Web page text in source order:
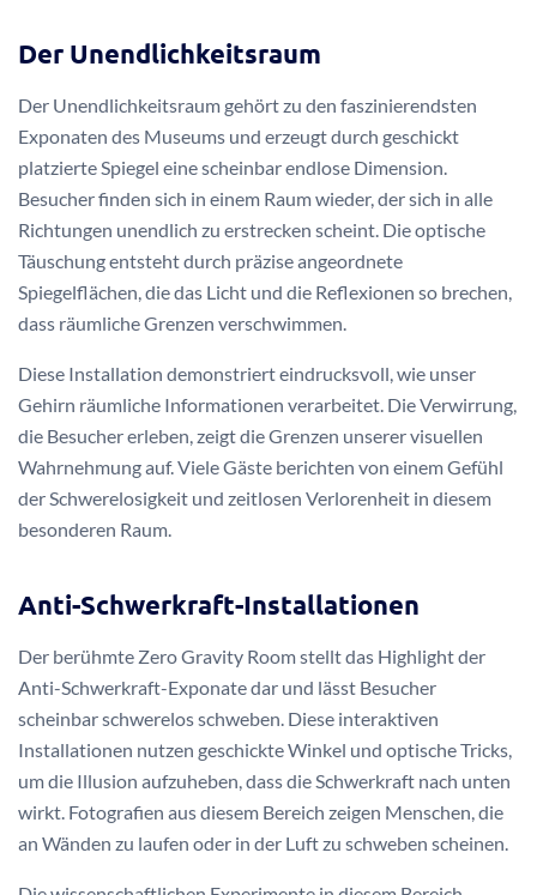
Der Unendlichkeitsraum
Der Unendlichkeitsraum gehört zu den faszinierendsten
Exponaten des Museums und erzeugt durch geschickt
platzierte Spiegel eine scheinbar endlose Dimension.
Besucher finden sich in einem Raum wieder, der sich in alle
Richtungen unendlich zu erstrecken scheint. Die optische
Täuschung entsteht durch präzise angeordnete
Spiegelflächen, die das Licht und die Reflexionen so brechen,
dass räumliche Grenzen verschwimmen.
Diese Installation demonstriert eindrucksvoll, wie unser
Gehirn räumliche Informationen verarbeitet. Die Verwirrung,
die Besucher erleben, zeigt die Grenzen unserer visuellen
Wahrnehmung auf. Viele Gäste berichten von einem Gefühl
der Schwerelosigkeit und zeitlosen Verlorenheit in diesem
besonderen Raum.
Anti-Schwerkraft-Installationen
Der berühmte Zero Gravity Room stellt das Highlight der
Anti-Schwerkraft-Exponate dar und lässt Besucher
scheinbar schwerelos schweben. Diese interaktiven
Installationen nutzen geschickte Winkel und optische Tricks,
um die Illusion aufzuheben, dass die Schwerkraft nach unten
wirkt. Fotografien aus diesem Bereich zeigen Menschen, die
an Wänden zu laufen oder in der Luft zu schweben scheinen.